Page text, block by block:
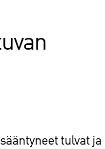
tulvat ja